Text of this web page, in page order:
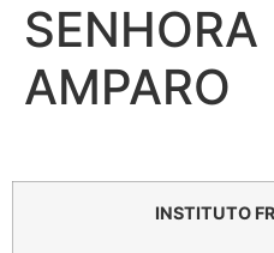
SENHORA
AMPARO
INSTITUTO